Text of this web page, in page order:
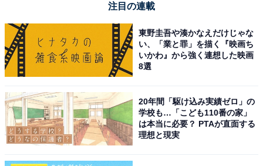
注目の連載
東野圭吾や湊かなえだけじゃな
い、「業と罪」を描く『映画ち
いかわ』から強く連想した映画
8選
20年間「駆け込み実績ゼロ」の
学校も…「こども110番の家」
は本当に必要？ PTAが直面する
理想と現実